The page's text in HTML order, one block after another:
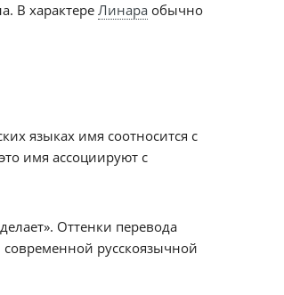
В характереЛинараобычно
языках имя соотносится с
имя ассоциируют с
Оттенки перевода
русскоязычной